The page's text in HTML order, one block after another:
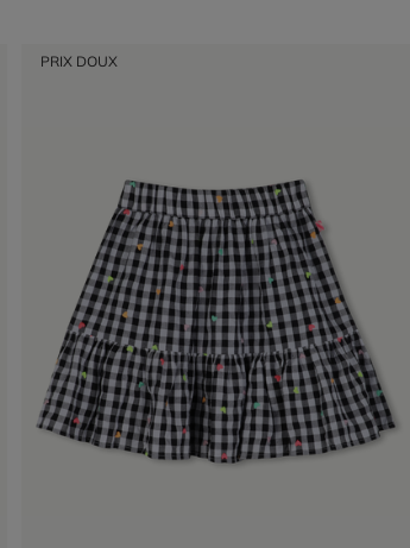
PRIX DOUX